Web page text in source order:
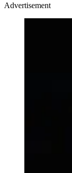
Advertisement